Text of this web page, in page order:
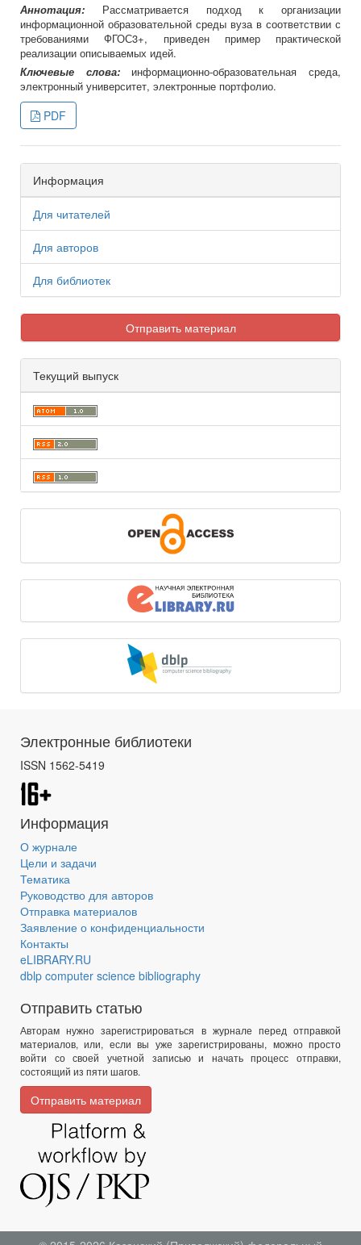
Аннотация: Рассматривается подход к организации
информационной образовательной среды вуза в соответствии с
требованиями ФГОС3+, приведен пример практической
реализации описываемых идей.
Ключевые слова:информационно-образовательная среда,
электронный университет, электронные портфолио.
PDF
Информация
Для читателей
Для авторов
Для библиотек
Отправить материал
Текущий выпуск
Электронные библиотеки
ISSN 1562-5419
Информация
О журнале
Цели и задачи
Тематика
Руководство для авторов
Отправка материалов
Заявление о конфиденциальности
Контакты
eLIBRARY.RU
dblp computer science bibliography
Отправить статью
Авторам нужно зарегистрироваться в журнале перед отправкой
материалов, или, если вы уже зарегистрированы, можно просто
войти со своей учетной записью и начать процесс отправки,
состоящий из пяти шагов.
Отправить материал